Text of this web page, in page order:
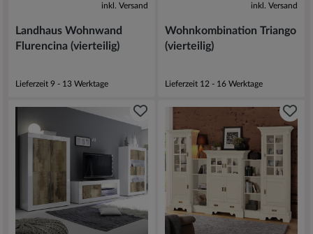
inkl. Versand
Landhaus Wohnwand
Flurencina (vierteilig)
Lieferzeit 9 - 13 Werktage
inkl. Versand
Wohnkombination Triango
(vierteilig)
Lieferzeit 12 - 16 Werktage